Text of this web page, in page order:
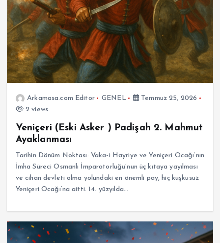
Arkamasa.com Editor GENEL
Temmuz 25, 2026
2 views
Yeniçeri (Eski Asker ) Padişah 2. Mahmut
Ayaklanması
Tarihin Dönüm Noktası: Vaka-i Hayriye ve Yeniçeri Ocağı’nın
İmha Süreci Osmanlı İmparatorluğu’nun üç kıtaya yayılması
ve cihan devleti olma yolundaki en önemli pay, hiç kuşkusuz
Yeniçeri Ocağı’na aitti. 14. yüzyılda…